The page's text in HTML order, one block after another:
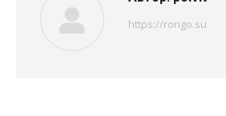
https://rongo.su